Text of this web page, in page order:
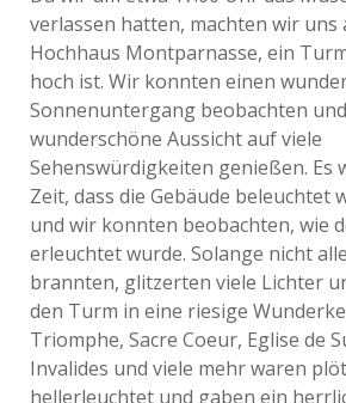
verlassen hatten, machten wir uns
Hochhaus Montparnasse, ein
hoch ist. Wir konnten einen
Sonnenuntergang beobachten
wunderschöne Aussicht auf viele
Sehenswürdigkeiten genießen. Es
Zeit, dass die Gebäude beleuchtet
und wir konnten beobachten, wie
erleuchtet wurde. Solange nicht
brannten, glitzerten viele Lichter
den Turm in eine riesige
Triomphe, Sacre Coeur, Eglise de
Invalides und viele mehr waren
hellerleuchtet und gaben ein